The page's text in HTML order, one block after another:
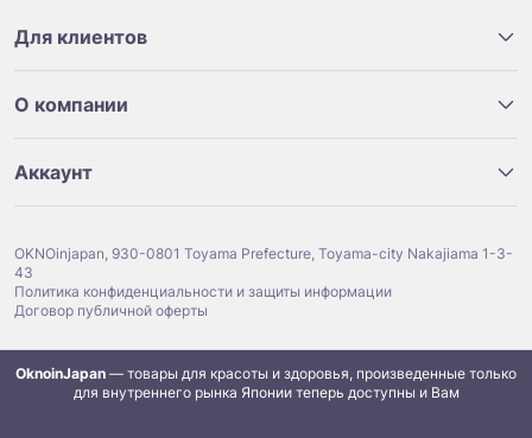
Для клиентов
О компании
Аккаунт
OKNOinjapan, 930-0801 Toyama Prefecture, Toyama-city Nakajiama 1-3-
43
Политика конфиденциальности и защиты информации
Договор публичной оферты
OknoinJapan — товары для красоты и здоровья, произведенные только
для внутреннего рынка Японии теперь доступны и Вам